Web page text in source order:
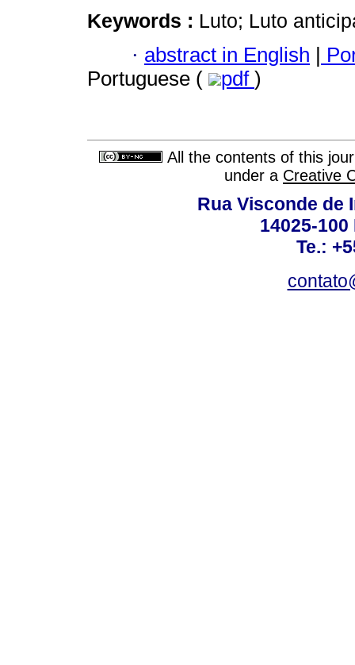
Keywords : Luto; Luto
· abstract in English |
Portuguese (
pdf )
All the contents of this
under a Creative
Rua Visconde de
14025-
Te.: